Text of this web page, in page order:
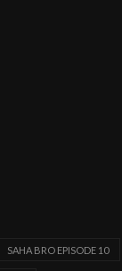
SAHA BRO EPISODE 10